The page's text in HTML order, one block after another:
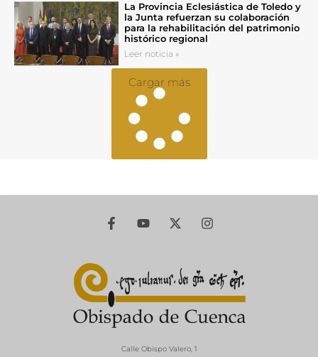
La Provincia Eclesiástica de Toledo y
la Junta refuerzan su colaboración
para la rehabilitación del patrimonio
histórico regional
Leer noticia »
Cargar más
Calle Obispo Valero, 1